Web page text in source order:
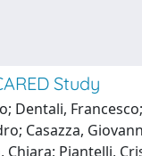
Study
Dentali,
Casazza,
Chiara; Piantelli,